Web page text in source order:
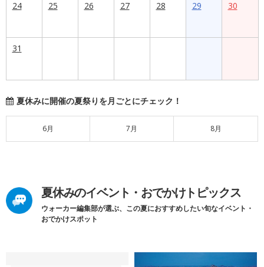
24 25 26 27 28 29 30
31
夏休みに開催の夏祭りを月ごとにチェック！
6月 7月 8月
夏休みのイベント・おでかけトピックス
ウォーカー編集部が選ぶ、この夏におすすめしたい旬なイベント・
おでかけスポット